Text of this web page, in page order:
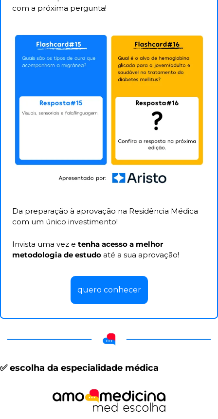
com a próxima pergunta!
Da preparação à aprovação na Residência Médica
com um único investimento!
Invista uma vez e tenha acesso a melhor
metodologia de estudo até a sua aprovação!
quero conhecer
✅ escolha da especialidade médica